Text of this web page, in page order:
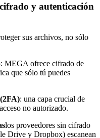
y autenticación
sus archivos, no sólo
: MEGA ofrece cifrado de
que sólo tú puedes
: una capa crucial de
no autorizado.
los proveedores sin cifrado
Drive y Dropbox) escanean